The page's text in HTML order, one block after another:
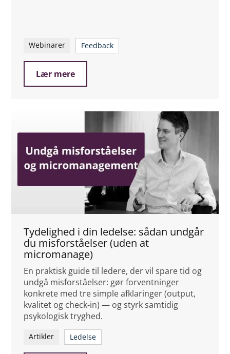
Webinarer Feedback
Lær mere
Tydelighed i din ledelse: sådan undgår
du misforståelser (uden at
micromanage)
En praktisk guide til ledere, der vil spare tid og
undgå misforståelser: gør forventninger
konkrete med tre simple afklaringer (output,
kvalitet og check-in) — og styrk samtidig
psykologisk tryghed.
Artikler Ledelse